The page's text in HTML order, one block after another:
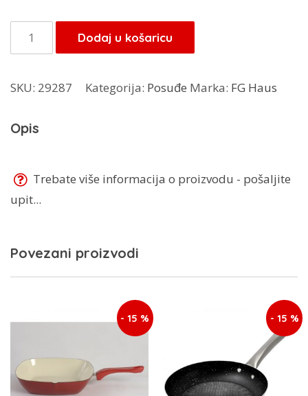
je:
8,00 KM.
6,80 KM.
Haus
6/1
1014
Dodaj u košaricu
SKU: 29287 Kategorija: Posuđe Marka: FG Haus
Opis
Trebate više informacija o proizvodu - pošaljite
upit...
Povezani proizvodi
- 15 % - 15 %